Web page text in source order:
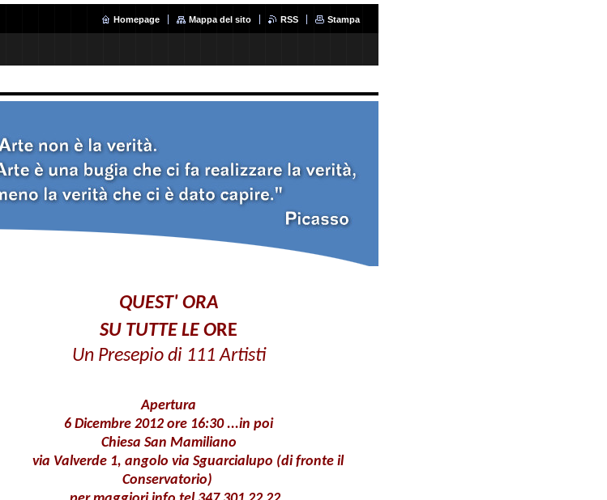
Homepage Mappa del sito RSS Stampa
QUEST' ORA
SU TUTTE LE ORE
Un Presepio di 111 Artisti
Apertura
6 Dicembre 2012 ore 16:30 ...in poi
Chiesa San Mamiliano
via Valverde 1, angolo via Sguarcialupo (di fronte il
Conservatorio)